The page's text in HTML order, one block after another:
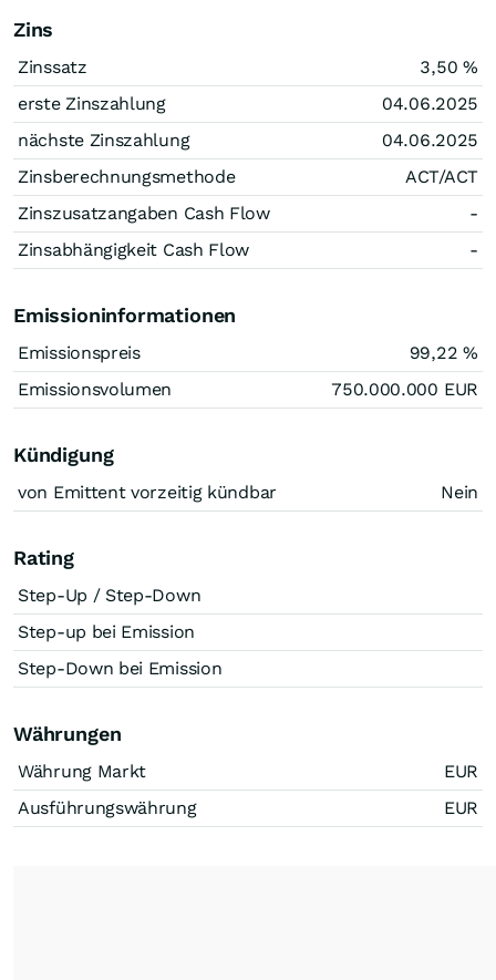
Zins
Zinssatz 3,50 %
erste Zinszahlung
04.06.2025
nächste Zinszahlung
04.06.2025
Zinsberechnungsmethode
ACT/ACT
Zinszusatzangaben Cash Flow
-
Zinsabhängigkeit Cash Flow
-
Emissioninformationen
Emissionspreis 99,22 %
Emissionsvolumen
750.000.000 EUR
Kündigung
von Emittent vorzeitig kündbar Nein
Rating
Step-Up / Step-Down
Step-up bei Emission
Step-Down bei Emission
Währungen
Währung Markt
EUR
Ausführungswährung
EUR